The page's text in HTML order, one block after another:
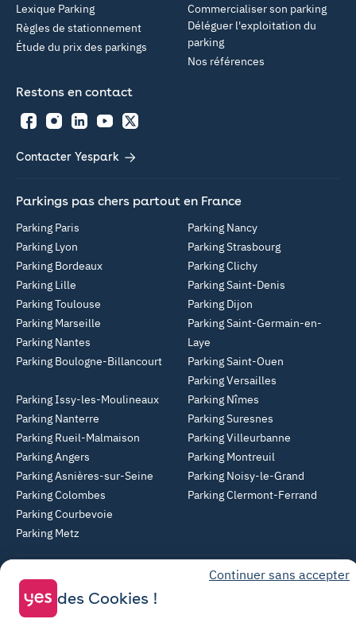
Commercialiser son parking
Déléguer l'exploitation du
parking
Nos références
Lexique Parking
Règles de stationnement
Étude du prix des parkings
Restons en contact
FacebookInstagramLinkedInYouTubeTwitter
Contacter Yespark
Parkings pas chers partout en France
Parking Paris
Parking Lyon
Parking Bordeaux
Parking Lille
Parking Toulouse
Parking Marseille
Parking Nantes
Parking Boulogne-Billancourt
Parking Nancy
Parking Strasbourg
Parking Clichy
Parking Saint-Denis
Parking Dijon
Parking Saint-Germain-en-
Laye
Parking Saint-Ouen
Parking Versailles
Parking Issy-les-Moulineaux
Parking Nanterre
Parking Rueil-Malmaison
Parking Angers
Parking Asnières-sur-Seine
Parking Colombes
Parking Courbevoie
Parking Metz
Parking Nîmes
Parking Suresnes
Parking Villeurbanne
Parking Montreuil
Parking Noisy-le-Grand
Parking Clermont-Ferrand
Yespark SAS, titulaire de la carte pro n°CPI 7501 2017 000 019 582 portant
les mentions "Gestion Immobilière" et "Transaction" délivrée par la CCI de
Paris Île-de-France. © Yespark Tous droits réservés.
Continuer sans accepter
des Cookies !